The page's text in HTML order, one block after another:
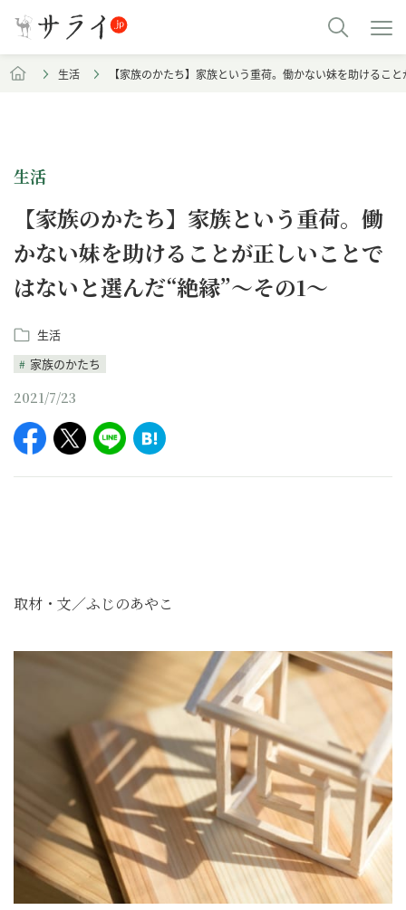
生活 【家族のかたち】家族という重荷。働かない妹を助けるこ
生活
【家族のかたち】家族という重荷。働
かない妹を助けることが正しいことで
はないと選んだ“絶縁”～その1～
生活
家族のかたち
2021/7/23
取材・文／ふじのあやこ